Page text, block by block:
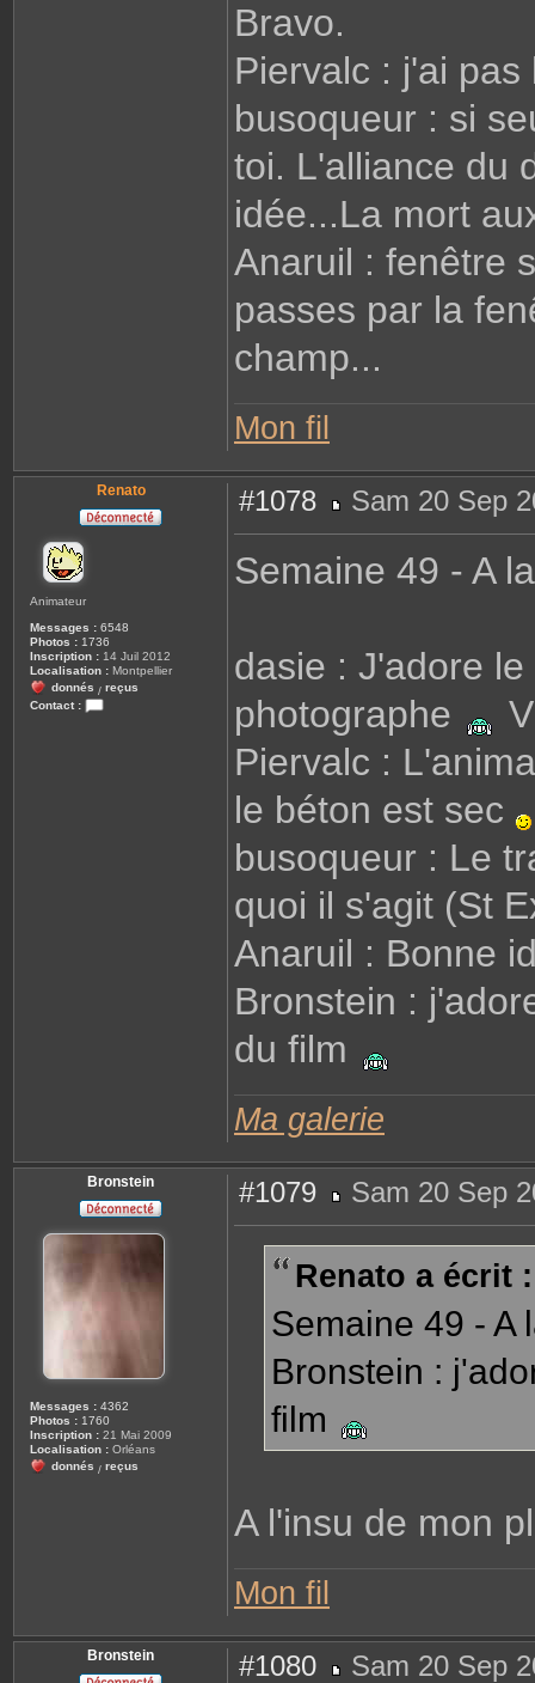
Bravo.
Piervalc : j'ai
busoqueur : si
toi. L'alliance du
idée...La mort
Anaruil : fenêtre
passes par la
champ...
Mon fil
Renato
Animateur
Messages : 6548
Photos : 1736
Inscription : 14 Juil 2012
Localisation : Montpellier
donnés / reçus
Contact :
#1078
e
a
Sam 20 Sep
Semaine 49 - A
dasie : J'adore
photographe
Piervalc :
le béton est sec
busoqueur : Le
quoi il s'agit (St
Anaruil : Bonne
Bronstein :
du film
Ma galerie
Bronstein
Messages : 4362
Photos : 1760
Inscription : 21 Mai 2009
Localisation : Orléans
donnés / reçus
#1079
e
g
Sam 20 Sep
Renato a écrit :
Semaine 49 - A
Bronstein :
film
A l'insu de mon
Mon fil
Bronstein #1080 Sam 20 Sep